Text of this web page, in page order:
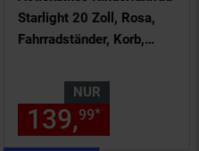
€ Sternchen
Starlight 20 Zoll, Rosa,
Fahrradständer, Korb,
(Classic)
NUR
139,99*